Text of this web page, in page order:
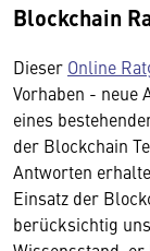
Blockchain
Dieser Online
Vorhaben - neue
eines
der Blockchain
Antworten
Einsatz der
berücksichtig